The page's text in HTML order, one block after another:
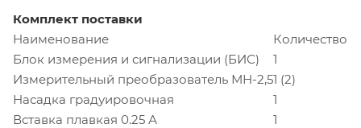
Комплект поставки
Наименование
Количество
Блок измерения и сигнализации (БИС)
1
Измерительный преобразователь МН-2,51 (2)
Насадка градуировочная
1
Вставка плавкая 0.25 А
1